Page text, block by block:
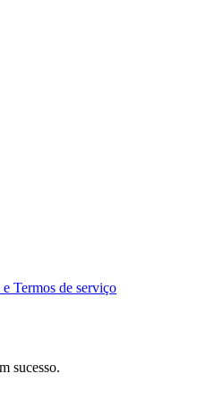
Termos de serviço
sucesso.